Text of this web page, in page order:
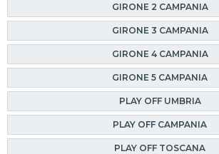
GIRONE 2 CAMPANIA
GIRONE 3 CAMPANIA
GIRONE 4 CAMPANIA
GIRONE 5 CAMPANIA
PLAY OFF UMBRIA
PLAY OFF CAMPANIA
PLAY OFF TOSCANA